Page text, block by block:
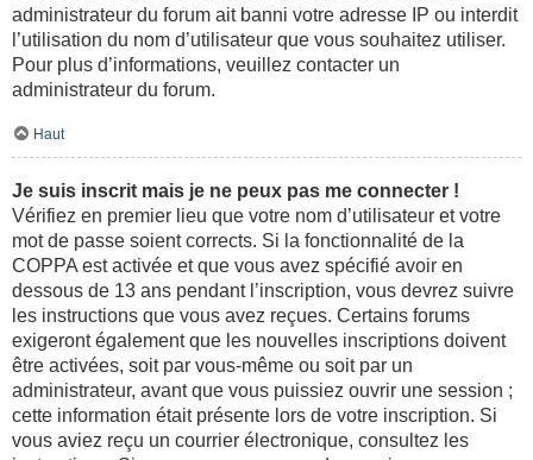
administrateur du forum ait banni votre adresse IP ou interdit
l’utilisation du nom d’utilisateur que vous souhaitez utiliser.
Pour plus d’informations, veuillez contacter un
administrateur du forum.
Haut
Je suis inscrit mais je ne peux pas me connecter !
Vérifiez en premier lieu que votre nom d’utilisateur et votre
mot de passe soient corrects. Si la fonctionnalité de la
COPPA est activée et que vous avez spécifié avoir en
dessous de 13 ans pendant l’inscription, vous devrez suivre
les instructions que vous avez reçues. Certains forums
exigeront également que les nouvelles inscriptions doivent
être activées, soit par vous-même ou soit par un
administrateur, avant que vous puissiez ouvrir une session ;
cette information était présente lors de votre inscription. Si
vous aviez reçu un courrier électronique, consultez les